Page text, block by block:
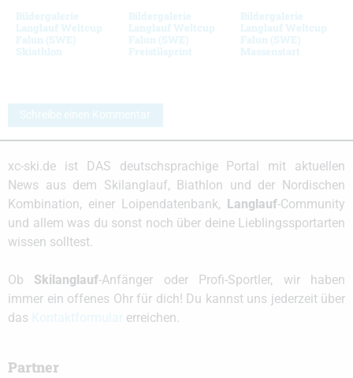
Bildergalerie
Langlauf Weltcup
Falun (SWE)
Skiathlon
Bildergalerie
Langlauf Weltcup
Falun (SWE)
Freistilsprint
Bildergalerie
Langlauf Weltcup
Falun (SWE)
Massenstart
Schreibe einen Kommentar
xc-ski.de ist DAS deutschsprachige Portal mit aktuellen
News aus dem Skilanglauf, Biathlon und der Nordischen
Kombination, einer Loipendatenbank,
Langlauf-Community
und allem was du sonst noch über deine Lieblingssportarten
wissen solltest.
Ob Skilanglauf-Anfänger oder Profi-Sportler, wir haben
immer ein offenes Ohr für dich! Du kannst uns jederzeit über
das
erreichen.
Partner